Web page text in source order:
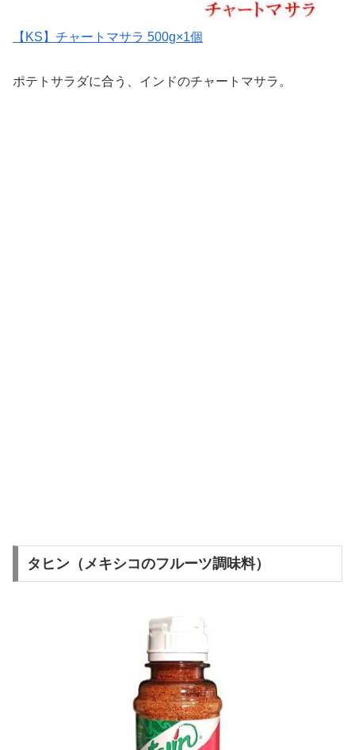
【KS】チャートマサラ 500g×1個
ポテトサラダに合う、インドのチャートマサラ。
タヒン（メキシコのフルーツ調味料）